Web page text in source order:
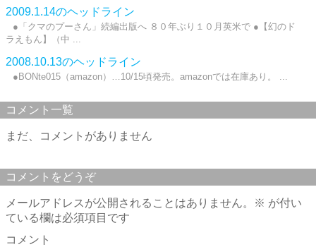
2009.1.14のヘッドライン
●「クマのプーさん」続編出版へ ８０年ぶり１０月英米で ●【幻のド
ラえもん】（中 ...
2008.10.13のヘッドライン
●BONte015（amazon）…10/15頃発売。amazonでは在庫あり。 ...
コメント一覧
まだ、コメントがありません
コメントをどうぞ
メールアドレスが公開されることはありません。 ※ が付い
ている欄は必須項目です
コメント